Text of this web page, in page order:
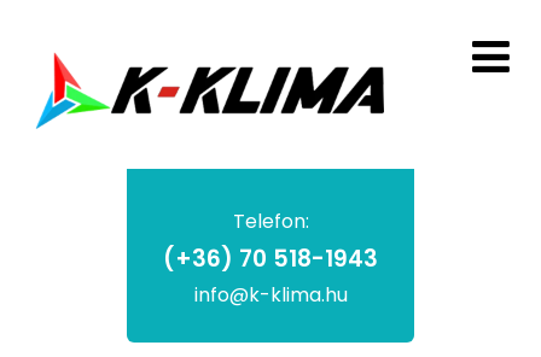
Telefon:
(+36) 70 518-1943
info@k-klima.hu